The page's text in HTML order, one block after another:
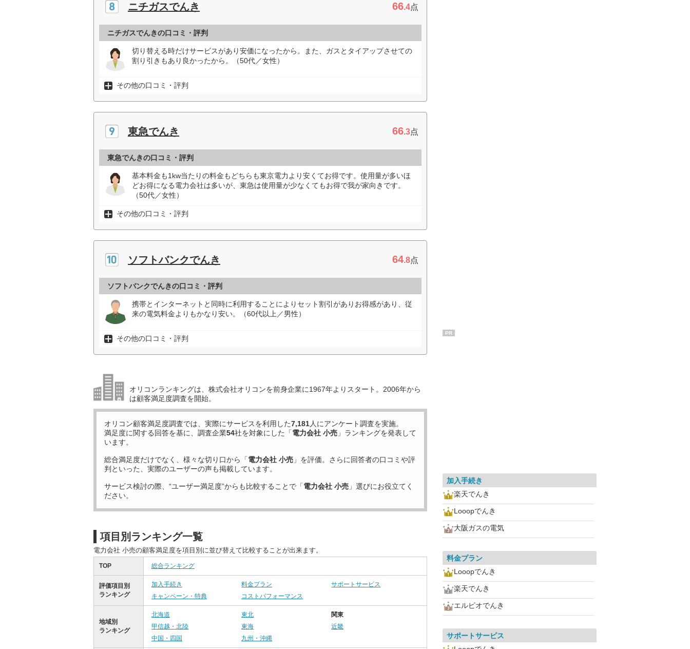
ニチガスでんき 66.4点
ニチガスでんきの口コミ・評判
切り替える時だけサービスがあり安価になったから。また、ガスとタイアップさせての
割り引きもあり良かったから。（50代／女性）
その他の口コミ・評判
東急でんき 66.3点
東急でんきの口コミ・評判
基本料金も1kw当たりの料金もどちらも東京電力より安くてお得です。使用量が多いほ
どお得になる電力会社は多いが、東急は使用量が少なくてもお得で我が家向きです。
（50代／女性）
その他の口コミ・評判
ソフトバンクでんき 64.8点
ソフトバンクでんきの口コミ・評判
携帯とインターネットと同時に利用することによりセット割引がありお得感があり、従
来の電気料金よりもかなり安い。（60代以上／男性）
その他の口コミ・評判
オリコンランキングは、株式会社オリコンを前身企業に1967年よりスタート。2006年から
は顧客満足度調査を開始。
オリコン顧客満足度調査では、実際にサービスを利用した7,181人にアンケート調査を実施。
満足度に関する回答を基に、調査企業54社を対象にした「電力会社 小売 」ランキングを発表して
います。
総合満足度だけでなく、様々な切り口から「電力会社 小売 」を評価。さらに回答者の口コミや評
判といった、実際のユーザーの声も掲載しています。
サービス検討の際、“ユーザー満足度”からも比較することで「電力会社 小売 」選びにお役立てく
ださい。
項目別ランキング一覧
電力会社 小売の顧客満足度を項目別に並び替えて比較することが出来ます。
TOP 総合ランキング
評価項目別
ランキング
加入手続き 料金プラン
サポートサービス
キャンペーン・特典
コストパフォーマンス
地域別
ランキング
北海道 東北
関東
甲信越・北陸
東海
近畿
中国・四国
九州・沖縄
PR
加入手続き
楽天でんき
Looopでんき
大阪ガスの電気
料金プラン
Looopでんき
楽天でんき
エルピオでんき
サポートサービス